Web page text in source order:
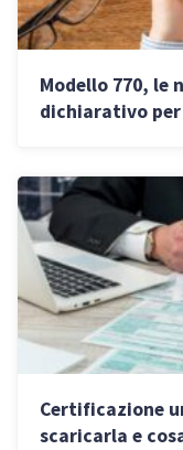
Modello 770, le
dichiarativo
Certificazione
scaricarla e